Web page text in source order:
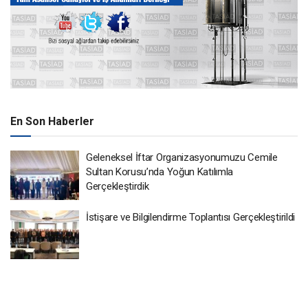
En Son Haberler
Geleneksel İftar Organizasyonumuzu Cemile
Sultan Korusu’nda Yoğun Katılımla
Gerçekleştirdik
İstişare ve Bilgilendirme Toplantısı Gerçekleştirildi